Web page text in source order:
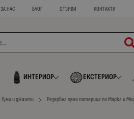
ЗА НАС БЛОГ ОТЗИВИ КОНТАКТИ
ИНТЕРИОР ЕКСТЕРИОР
Гуми и джанти Резервна гума патерица по Марка и